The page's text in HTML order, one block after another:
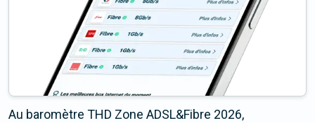
Au baromètre THD Zone ADSL&Fibre 2026,